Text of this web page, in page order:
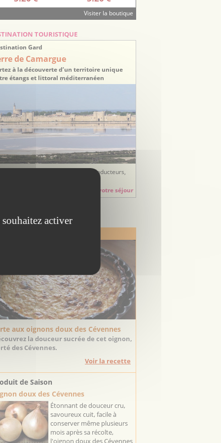
Visiter la boutique
TOURISTIQUE
Gard
de Camargue
à la découverte d’un territoire unique
étangs et littoral méditerranéen
sorties, balades, randonnées, producteurs,
Préparez votre séjour
aux oignons doux des Cévennes
la douceur sucrée de cet oignon,
des Cévennes.
Voir la recette
de Saison
doux des Cévennes
Étonnant de douceur cru,
savoureux cuit, facile à
conserver même plusieurs
mois après sa récolte,
l'oignon doux des Cévennes
activer